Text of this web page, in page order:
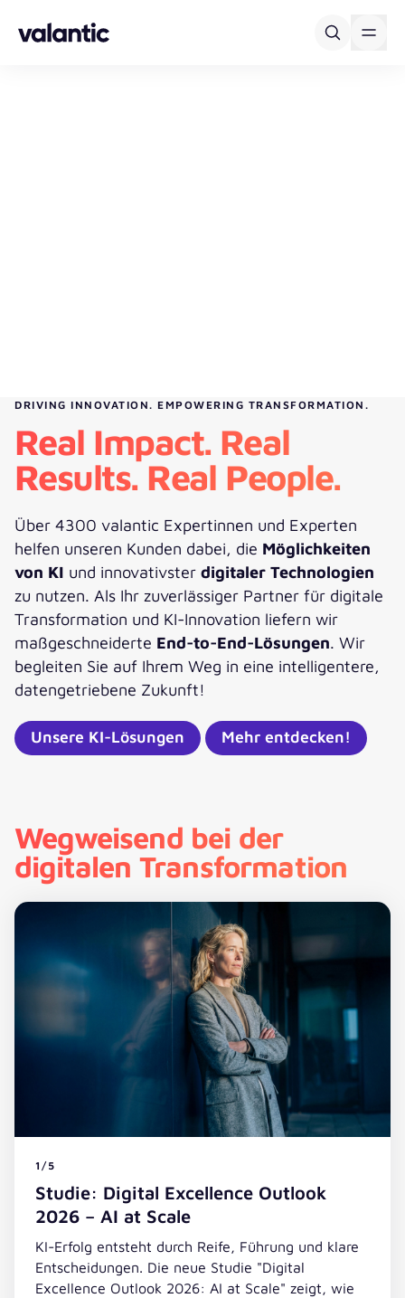
DRIVING INNOVATION. EMPOWERING TRANSFORMATION.
Real Impact. Real
Results. Real People.
Über 4300 valantic Expertinnen und Experten
helfen unseren Kunden dabei, die Möglichkeiten
von KI und innovativster digitaler Technologien
zu nutzen. Als Ihr zuverlässiger Partner für digitale
Transformation und KI-Innovation liefern wir
maßgeschneiderte End-to-End-Lösungen. Wir
begleiten Sie auf Ihrem Weg in eine intelligentere,
datengetriebene Zukunft!
Unsere KI-Lösungen Mehr entdecken!
Wegweisend bei der
digitalen Transformation
1/5
Studie: Digital Excellence Outlook
2026 – AI at Scale
KI-Erfolg entsteht durch Reife, Führung und klare
Entscheidungen. Die neue Studie "Digital
Excellence Outlook 2026: AI at Scale" zeigt, wie